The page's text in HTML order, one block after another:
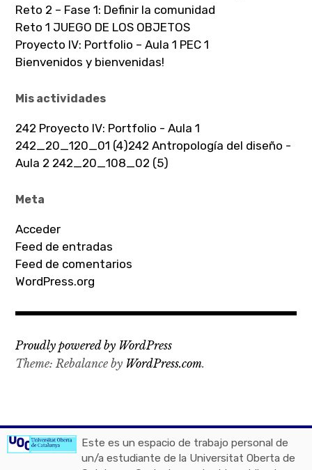
Reto 2 – Fase 1: Definir la comunidad
Reto 1 JUEGO DE LOS OBJETOS
Proyecto IV: Portfolio – Aula 1 PEC 1
Bienvenidos y bienvenidas!
Mis actividades
242 Proyecto IV: Portfolio - Aula 1
242_20_120_01 (4)242 Antropología del diseño -
Aula 2 242_20_108_02 (5)
Meta
Acceder
Feed de entradas
Feed de comentarios
WordPress.org
Proudly powered by WordPress
Theme: Rebalance by WordPress.com.
Este es un espacio de trabajo personal de
un/a estudiante de la Universitat Oberta de